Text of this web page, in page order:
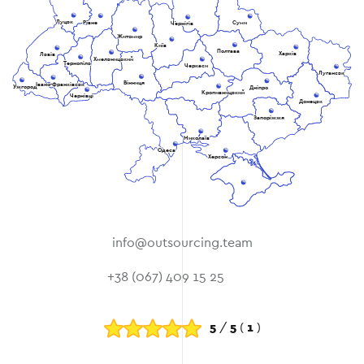
Львів
Луцьк Рівне
Вінниця
Хмельницький
Житомир
Чернівці
УжгородІвано-Франківськ
Тернопіль
Київ
Чернігів Суми
Полтава Харків
Луганськ
Донецьк
Дніпро
Черкаси
Кропивницький
Одеса
Запоріжжя
Херсон
Миколаїв
info@outsourcing.team
+38 (067) 409 15 25
5/ 5( 1)